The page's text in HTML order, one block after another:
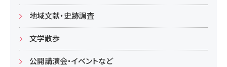
地域文献・史跡調査
文学散歩
公開講演会・イベントなど